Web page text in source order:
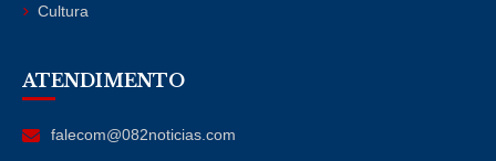
Cultura
ATENDIMENTO
falecom@082noticias.com